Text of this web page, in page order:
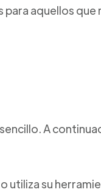
aquellos que
A
utiliza su